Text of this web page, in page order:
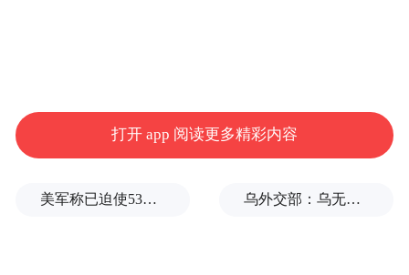
打开 app 阅读更多精彩内容
美军称已迫使53艘商船改变航线 乌外交部：乌无意向保加利亚方向发射任何装备